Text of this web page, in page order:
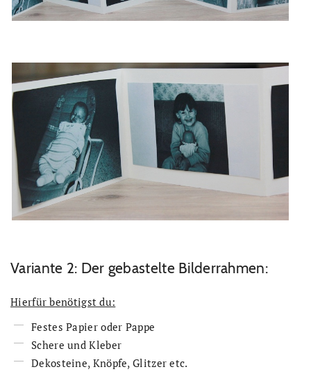
Variante 2: Der gebastelte Bilderrahmen:
Hierfür benötigst du:
Festes Papier oder Pappe
Schere und Kleber
Dekosteine, Knöpfe, Glitzer etc.